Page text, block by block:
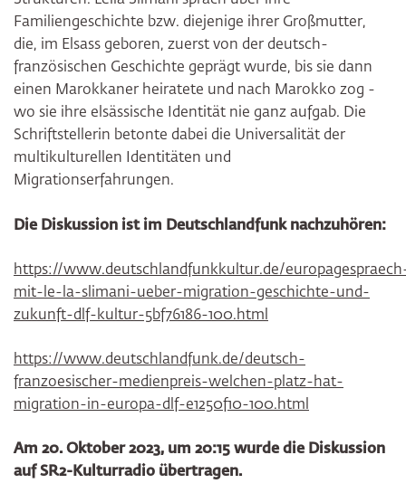
Familiengeschichte bzw. diejenige ihrer Großmutter,
die, im Elsass geboren, zuerst von der deutsch-
französischen Geschichte geprägt wurde, bis sie dann
einen Marokkaner heiratete und nach Marokko zog -
wo sie ihre elsässische Identität nie ganz aufgab. Die
Schriftstellerin betonte dabei die Universalität der
multikulturellen Identitäten und
Migrationserfahrungen.
Die Diskussion ist im Deutschlandfunk nachzuhören:
https://www.deutschlandfunkkultur.de/
mit-le-la-slimani-ueber-migration-geschichte-und-
zukunft-dlf-kultur-5bf76186-100.html
https://www.deutschlandfunk.de/deutsch-
franzoesischer-medienpreis-welchen-platz-hat-
migration-in-europa-dlf-e1250f10-100.html
Am 20. Oktober 2023, um 20:15 wurde die Diskussion
auf SR2-Kulturradio übertragen.